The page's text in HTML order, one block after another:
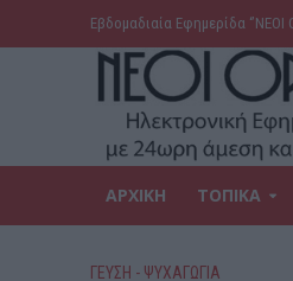
Εβδομαδιαία Εφημερίδα ‘’ΝΕΟΙ
ΑΡΧΙΚΗ ΤΟΠΙΚΑ
ΓΕΎΣΗ - ΨΥΧΑΓΩΓΊΑ